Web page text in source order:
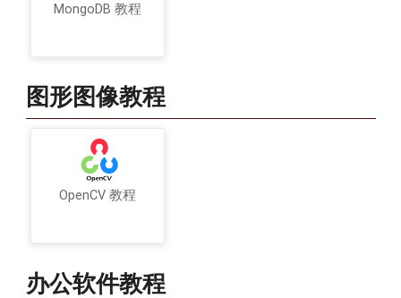
MongoDB 教程
图形图像教程
OpenCV 教程
办公软件教程